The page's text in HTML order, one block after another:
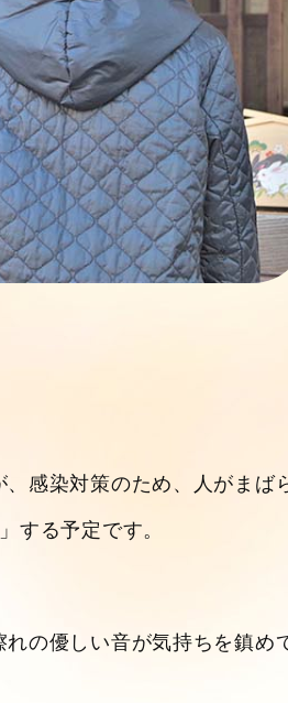
感染対策のため、人がまば
する予定です。
の優しい音が気持ちを鎮め